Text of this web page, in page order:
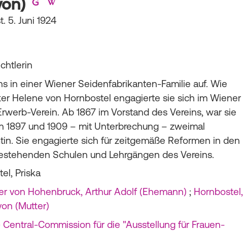
5. Juni 1924
in einer Wiener Seidenfabrikanten-Familie auf. Wie
Helene von Hornbostel engagierte sie sich im Wiener
Verein. Ab 1867 im Vorstand des Vereins, war sie
1897 und 1909 – mit Unterbrechung – zweimal
Sie engagierte sich für zeitgemäße Reformen in den
Schulen und Lehrgängen des Vereins.
Priska
von Hohenbruck, Arthur Adolf (Ehemann) ; Hornbostel,
(Mutter)
Central-Commission für die "Ausstellung für Frauen-